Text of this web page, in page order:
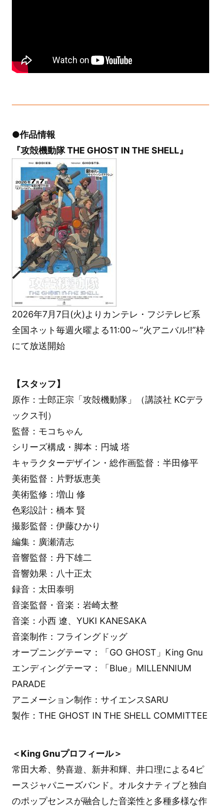
●作品情報
『攻殻機動隊 THE GHOST IN THE SHELL』
2026年7月7日(火)よりカンテレ・フジテレビ系
全国ネット毎週火曜よる11:00～“火アニバル!!”枠
にて放送開始
【スタッフ】
原作：士郎正宗「攻殻機動隊」（講談社 KCデラ
ックス刊）
監督：モコちゃん
シリーズ構成・脚本：円城 塔
キャラクターデザイン・総作画監督：半田修平
美術監督：片野坂恵美
美術監修：増山 修
色彩設計：橋本 賢
撮影監督：伊藤ひかり
編集：廣瀬清志
音響監督：丹下雄二
音響効果：八十正太
録音：太田泰明
音楽監督・音楽：岩崎太整
音楽：小西 遼、YUKI KANESAKA
音楽制作：フライングドッグ
オープニングテーマ：「GO GHOST」King Gnu
エンディングテーマ：「Blue」MILLENNIUM
PARADE
アニメーション制作：サイエンスSARU
製作：THE GHOST IN THE SHELL COMMITTEE
＜King Gnuプロフィール＞
常田大希、勢喜遊、新井和輝、井口理による4ピ
ースジャパニーズバンド。オルタナティブと独自
のポップセンスが融合した音楽性と多種多様な作